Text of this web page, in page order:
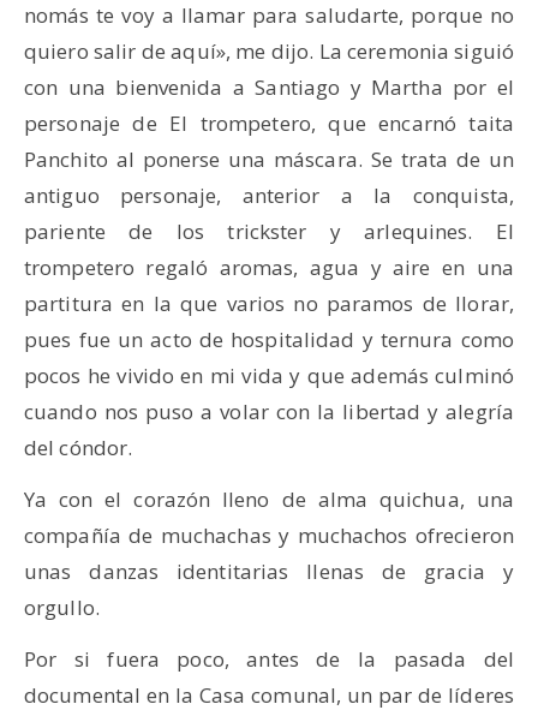
nomás te voy a llamar para saludarte, porque no
quiero salir de aquí», me dijo. La ceremonia siguió
con una bienvenida a Santiago y Martha por el
personaje de El trompetero, que encarnó taita
Panchito al ponerse una máscara. Se trata de un
antiguo personaje, anterior a la conquista,
pariente de los trickster y arlequines. El
trompetero regaló aromas, agua y aire en una
partitura en la que varios no paramos de llorar,
pues fue un acto de hospitalidad y ternura como
pocos he vivido en mi vida y que además culminó
cuando nos puso a volar con la libertad y alegría
del cóndor.
Ya con el corazón lleno de alma quichua, una
compañía de muchachas y muchachos ofrecieron
unas danzas identitarias llenas de gracia y
orgullo.
Por si fuera poco, antes de la pasada del
documental en la Casa comunal, un par de líderes